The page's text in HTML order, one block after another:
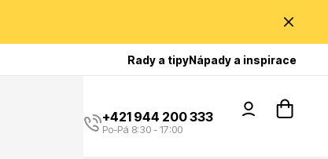
Rady a tipyNápady a inspirace
Poradíme Vám?
+421 944 200 333
Po-Pá 8:30 - 17:00